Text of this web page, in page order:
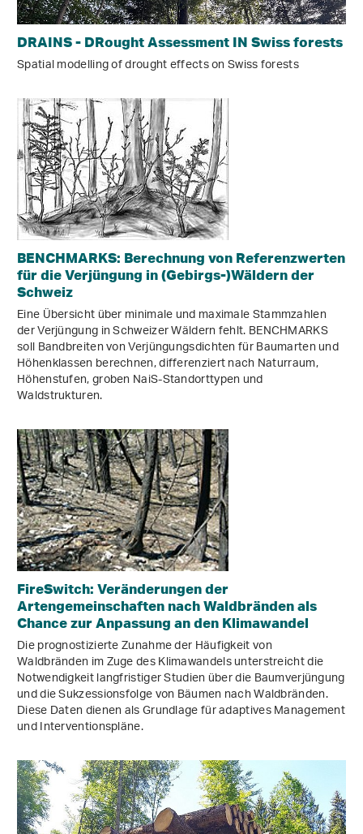
DRAINS - DRought Assessment IN Swiss forests
Spatial modelling of drought effects on Swiss forests
BENCHMARKS: Berechnung von Referenzwerten
für die Verjüngung in (Gebirgs-)Wäldern der
Schweiz
Eine Übersicht über minimale und maximale Stammzahlen
der Verjüngung in Schweizer Wäldern fehlt. BENCHMARKS
soll Bandbreiten von Verjüngungsdichten für Baumarten und
Höhenklassen berechnen, differenziert nach Naturraum,
Höhenstufen, groben NaiS-Standorttypen und
Waldstrukturen.
FireSwitch: Veränderungen der
Artengemeinschaften nach Waldbränden als
Chance zur Anpassung an den Klimawandel
Die prognostizierte Zunahme der Häufigkeit von
Waldbränden im Zuge des Klimawandels unterstreicht die
Notwendigkeit langfristiger Studien über die Baumverjüngung
und die Sukzessionsfolge von Bäumen nach Waldbränden.
Diese Daten dienen als Grundlage für adaptives Management
und Interventionspläne.